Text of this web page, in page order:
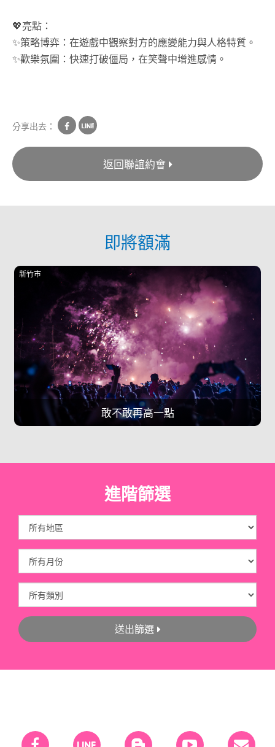
💖亮點：
✨策略博弈：在遊戲中觀察對方的應變能力與人格特質。
✨歡樂氛圍：快速打破僵局，在笑聲中增進感情。
分享出去：
返回聯誼約會
即將額滿
雕塑體態拳是為
台南市
進階篩選
送出篩選